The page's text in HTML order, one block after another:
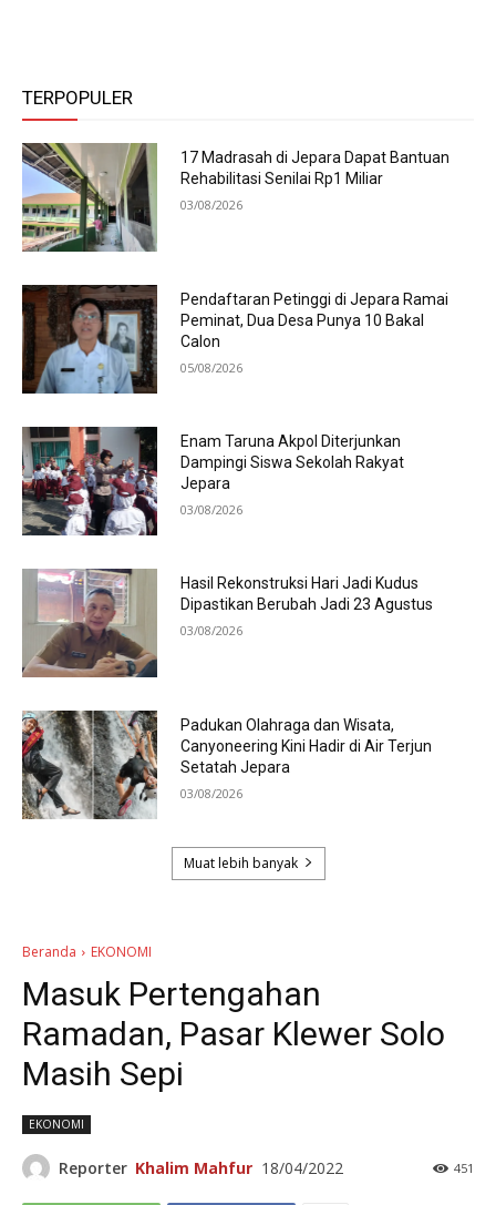
TERPOPULER
17 Madrasah di Jepara Dapat Bantuan
Rehabilitasi Senilai Rp1 Miliar
03/08/2026
Pendaftaran Petinggi di Jepara Ramai
Peminat, Dua Desa Punya 10 Bakal
Calon
05/08/2026
Enam Taruna Akpol Diterjunkan
Dampingi Siswa Sekolah Rakyat
Jepara
03/08/2026
Hasil Rekonstruksi Hari Jadi Kudus
Dipastikan Berubah Jadi 23 Agustus
03/08/2026
Padukan Olahraga dan Wisata,
Canyoneering Kini Hadir di Air Terjun
Setatah Jepara
03/08/2026
Muat lebih banyak